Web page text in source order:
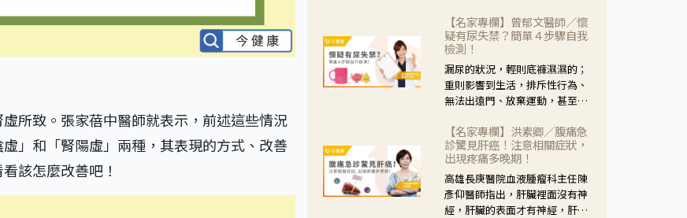
所致。張家蓓中醫師就表示，前述這些情況
」和「腎陽虛」兩種，其表現的方式、改善
該怎麼改善吧！
了，這時候就要使用菊花、金銀
花來治療；假如單純的眼睛乾
澀，結膜沒有紅，眼睛周圍沒有
眼屎，這種情況是屬於「陰
虛」，就可以使用枸杞、蓮藕、
麥門冬、山藥等比較滋潤的藥
特別注意用法用量，使用過多或
是浸泡太久，容易腐蝕蔬菜的纖
維，讓菜軟掉不清脆。
【名家專欄】曾郁文醫師／懷
疑有尿失禁？簡單４步驟自我
檢測！
漏尿的狀況，輕則底褲濕濕的；
重則影響到生活，排斥性行為、
無法出遠門、放棄運動，甚至怕
禁」的症狀，長期下來不敢與朋
友往來，低潮陰霾造成憂鬱症。
【名家專欄】洪素卿／腹痛急
診驚見肝癌！注意相關症狀，
出現疼痛多晚期！
高雄長庚醫院血液腫瘤科主任陳
彥仰醫師指出，肝臟裡面沒有神
經，肝臟的表面才有神經，肝臟